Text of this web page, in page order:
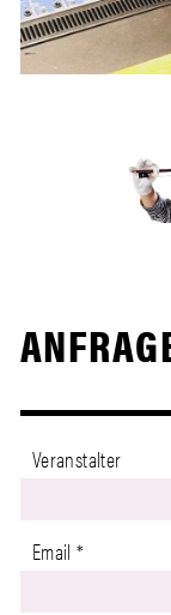
Email
Veranstalter
Email*